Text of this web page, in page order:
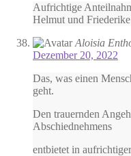
Aufrichtige
Helmut und
Aloisia
Dezember 20, 2022
Das, was einen
geht.
Den trauernden
Abschiednehmens
entbietet in